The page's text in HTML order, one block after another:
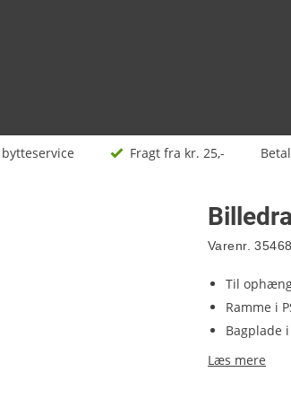
Fragt fra kr. 25,-
Varenr. 35468
Til
Ramme i
Bagplade
Læs mere